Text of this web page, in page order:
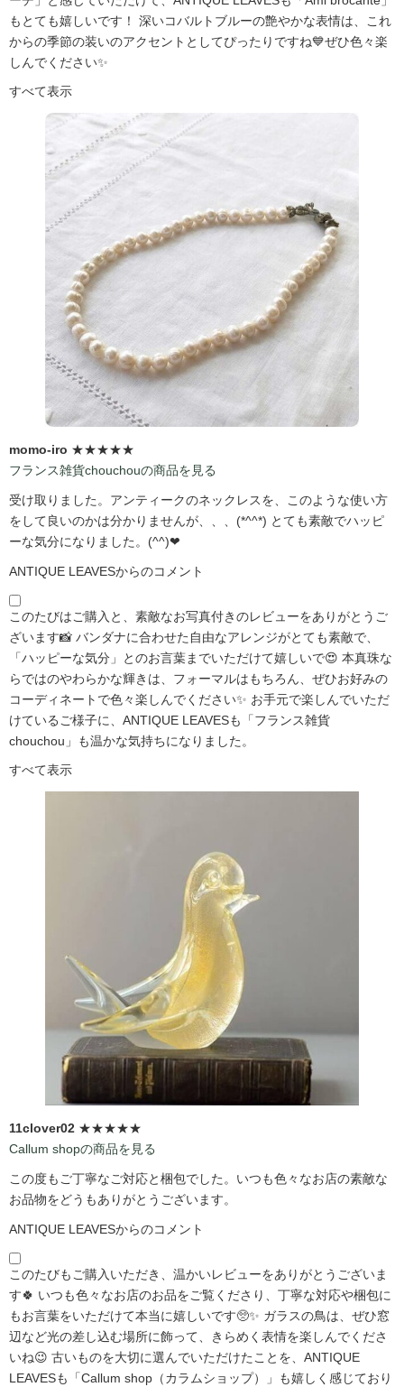
もとても嬉しいです！ 深いコバルトブルーの艶やかな表情は、これ
からの季節の装いのアクセントとしてぴったりですね💙ぜひ色々楽
しんでください✨
すべて表示
momo-iro ★★★★★
フランス雑貨chouchouの商品を見る
受け取りました。アンティークのネックレスを、このような使い方
をして良いのかは分かりませんが、、、(*^^*) とても素敵でハッピ
ーな気分になりました。(^^)❤
ANTIQUE LEAVESからのコメント
このたびはご購入と、素敵なお写真付きのレビューをありがとうご
ざいます📸 バンダナに合わせた自由なアレンジがとても素敵で、
「ハッピーな気分」とのお言葉までいただけて嬉しいで😍 本真珠な
らではのやわらかな輝きは、フォーマルはもちろん、ぜひお好みの
コーディネートで色々楽しんでください✨ お手元で楽しんでいただ
けているご様子に、ANTIQUE LEAVESも「フランス雑貨
chouchou」も温かな気持ちになりました。
すべて表示
11clover02 ★★★★★
Callum shopの商品を見る
この度もご丁寧なご対応と梱包でした。いつも色々なお店の素敵な
お品物をどうもありがとうございます。
ANTIQUE LEAVESからのコメント
このたびもご購入いただき、温かいレビューをありがとうございま
す🍀 いつも色々なお店のお品をご覧くださり、丁寧な対応や梱包に
もお言葉をいただけて本当に嬉しいです🥺✨ ガラスの鳥は、ぜひ窓
辺など光の差し込む場所に飾って、きらめく表情を楽しんでくださ
いね😉 古いものを大切に選んでいただけたことを、ANTIQUE
LEAVESも「Callum shop（カラムショップ）」も嬉しく感じており